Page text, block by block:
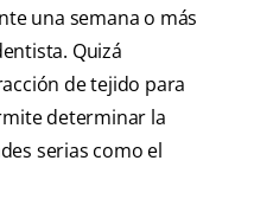
una semana o más
Quizá
de tejido para
determinar la
serias como el